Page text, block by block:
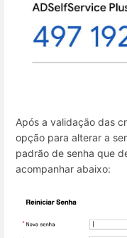
Após a validação das
opção para alterar a
padrão de senha que
acompanhar abaixo: